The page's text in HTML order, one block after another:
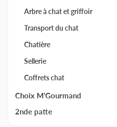
Arbre à chat et griffoir
Transport du chat
Chatière
Sellerie
Coffrets chat
Choix M'Gourmand
2nde patte